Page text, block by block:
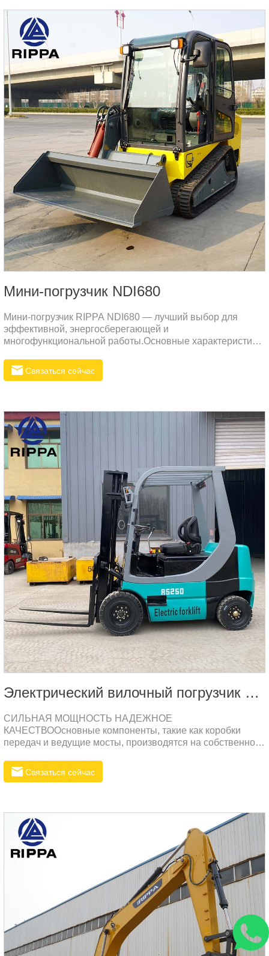
Мини-погрузчик NDI680
Мини-погрузчик RIPPA NDI680 — лучший выбор для
эффективной, энергосберегающей и
многофункциональной работы.Основные характеристики
эффективность и большая мощность: в NDI680
используется двигатель Cummins PCEXL02.8AAB,
работы и обеспечивает эффективную работу.
Связаться сейчас
Электрический вилочный погрузчик 2,5 т
СИЛЬНАЯ МОЩНОСТЬ НАДЕЖНОЕ
КАЧЕСТВООсновные компоненты, такие как коробки
передач и ведущие мосты, производятся на собственном
уровнем отказов и надежным качеством.
Связаться сейчас